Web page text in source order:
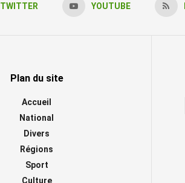
TWITTER YOUTUBE
Plan du site
Accueil
National
Divers
Régions
Sport
Culture